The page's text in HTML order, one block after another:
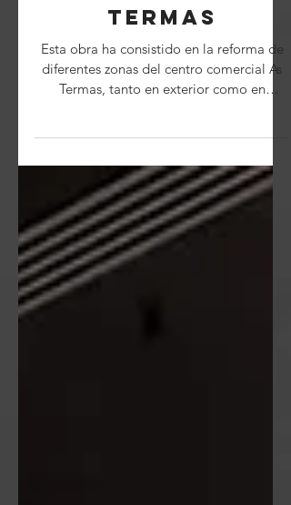
Reforma del
centro
comercial As
Termas
diferentes zonas del centro comercial As
Termas, tanto en exterior como en
interior. En la parte...